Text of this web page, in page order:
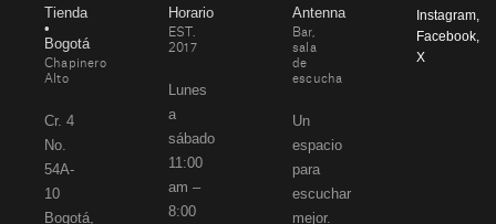
Tienda
•
Bogotá
Chapinero
Alto
Cr. 4
No.
54A-
10
Bogotá,
Horario
EST.
2017
Lunes
a
sábado
11:00
am –
8:00
Antenna
Bar,
sala
de
escucha
Un
espacio
para
escuchar
mejor.
Instagram,
Facebook,
X